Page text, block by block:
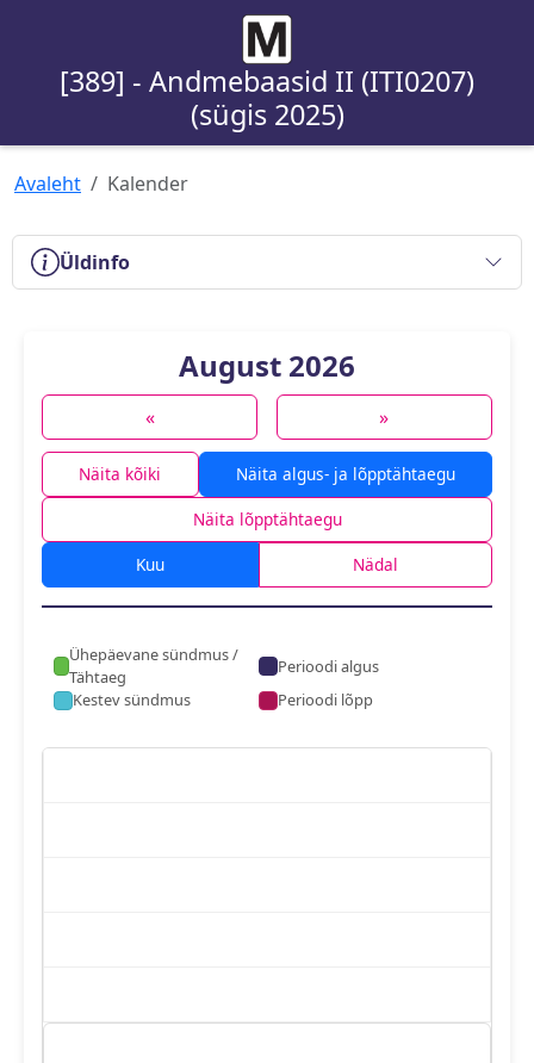
[389] - Andmebaasid II (ITI0207)
(sügis 2025)
Avaleht Kalender
Üldinfo
«
August 2026
»
Näita kõiki
Näita algus- ja lõpptähtaegu
Näita lõpptähtaegu
Kuu
Nädal
Ühepäevane sündmus /
Tähtaeg
Perioodi algus
Kestev sündmus
Perioodi lõpp